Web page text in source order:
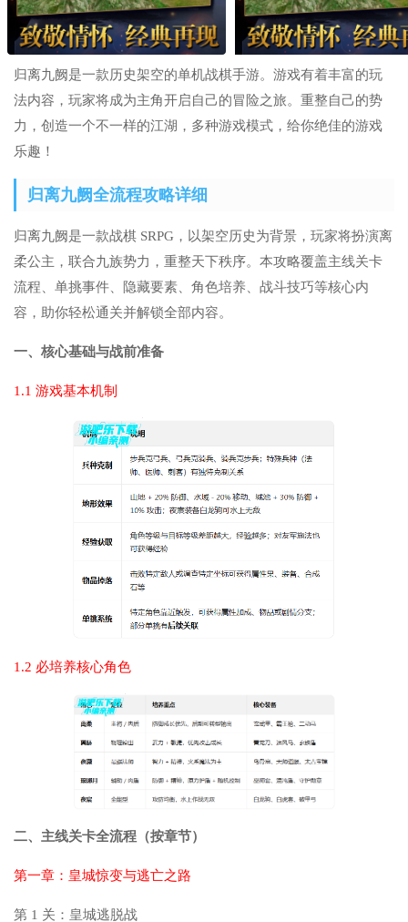
归离九阙是一款历史架空的单机战棋手游。游戏有着丰富的玩
法内容，玩家将成为主角开启自己的冒险之旅。重整自己的势
力，创造一个不一样的江湖，多种游戏模式，给你绝佳的游戏
乐趣！
归离九阙全流程攻略详细
归离九阙是一款战棋 SRPG，以架空历史为背景，玩家将扮演离
柔公主，联合九族势力，重整天下秩序。本攻略覆盖主线关卡
流程、单挑事件、隐藏要素、角色培养、战斗技巧等核心内
容，助你轻松通关并解锁全部内容。
一、核心基础与战前准备
1.1 游戏基本机制
1.2 必培养核心角色
二、主线关卡全流程（按章节）
第一章：皇城惊变与逃亡之路
第 1 关：皇城逃脱战